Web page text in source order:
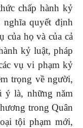
chấp hành kỷ
quyết định
của họ và của cả
kỷ luật, pháp
vụ vi phạm kỷ
trọng về người,
ý là, những năm
trong Quân
tội phạm mới,